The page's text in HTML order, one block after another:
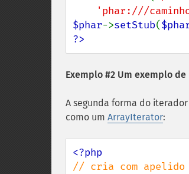
'phar:///
$phar->setStub(
?>
Exemplo #2 Um exemplo de
A segunda forma do
como um ArrayIterator: